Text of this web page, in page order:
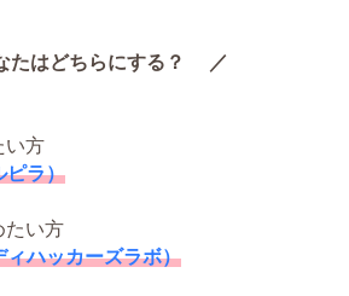
はどちらにする？ ／
い方
ピラ）
たい方
ィハッカーズラボ）